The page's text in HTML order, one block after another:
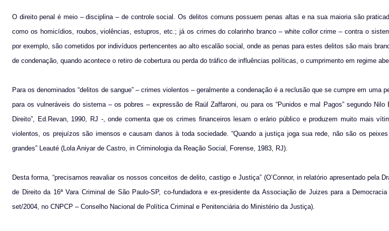
O direito penal é meio – disciplina – de controle social. Os delitos comuns possuem penas altas e na sua maioria são
como os homicídios, roubos, violências, estupros, etc.; já os crimes do colarinho branco – white collor crime – contra o
por exemplo, são cometidos por indivíduos pertencentes ao alto escalão social, onde as penas para estes delitos são mais
de condenação, quando acontece o retiro de cobertura ou perda do tráfico de influências políticas, o cumprimento em regime
Para os denominados “delitos de sangue” – crimes violentos – geralmente a condenação é a reclusão que se cumpre em uma
para os vulneráveis do sistema – os pobres – expressão de Raúl Zaffaroni, ou para os “Punidos e mal Pagos” segundo Nilo
Direito”, Ed.Revan, 1990, RJ -, onde comenta que os crimes financeiros lesam o erário público e produzem muito mais
violentos, os prejuízos são imensos e causam danos à toda sociedade. “Quando a justiça joga sua rede, não são os
grandes” Leauté (Lola Aniyar de Castro, in Criminologia da Reação Social, Forense, 1983, RJ).
Desta forma, “precisamos reavaliar os nossos conceitos de delito, castigo e Justiça” (O’Connor, in relatório apresentado pela
de Direito da 16ª Vara Criminal de São Paulo-SP, co-fundadora e ex-presidente da Associação de Juizes para a
set/2004, no CNPCP – Conselho Nacional de Política Criminal e Penitenciária do Ministério da Justiça).